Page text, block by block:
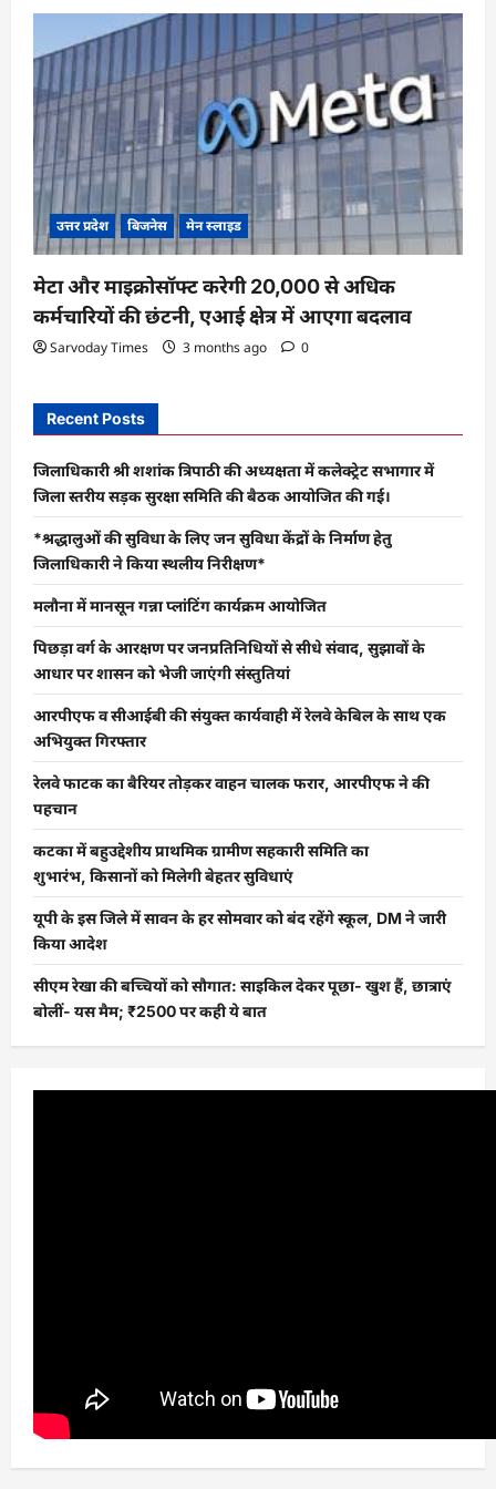
उत्तर प्रदेश बिजनेस मेन स्लाइड
मेटा और माइक्रोसॉफ्ट करेगी 20,000 से अधिक
कर्मचारियों की छंटनी, एआई क्षेत्र में आएगा बदलाव
Sarvoday Times 3 months ago 0
Recent Posts
जिलाधिकारी श्री शशांक त्रिपाठी की अध्यक्षता में कलेक्ट्रेट सभागार में
जिला स्तरीय सड़क सुरक्षा समिति की बैठक आयोजित की गई।
*श्रद्धालुओं की सुविधा के लिए जन सुविधा केंद्रों के निर्माण हेतु
जिलाधिकारी ने किया स्थलीय निरीक्षण*
मलौना में मानसून गन्ना प्लांटिंग कार्यक्रम आयोजित
पिछड़ा वर्ग के आरक्षण पर जनप्रतिनिधियों से सीधे संवाद, सुझावों के
आधार पर शासन को भेजी जाएंगी संस्तुतियां
आरपीएफ व सीआईबी की संयुक्त कार्यवाही में रेलवे केबिल के साथ एक
अभियुक्त गिरफ्तार
रेलवे फाटक का बैरियर तोड़कर वाहन चालक फरार, आरपीएफ ने की
पहचान
कटका में बहुउद्देशीय प्राथमिक ग्रामीण सहकारी समिति का
शुभारंभ, किसानों को मिलेगी बेहतर सुविधाएं
यूपी के इस जिले में सावन के हर सोमवार को बंद रहेंगे स्कूल, DM ने जारी
किया आदेश
सीएम रेखा की बच्चियों को सौगात: साइकिल देकर पूछा- खुश हैं, छात्राएं
बोलीं- यस मैम; ₹2500 पर कही ये बात